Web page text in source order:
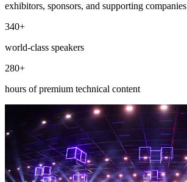
exhibitors, sponsors, and supporting companies
340+
world-class speakers
280+
hours of premium technical content